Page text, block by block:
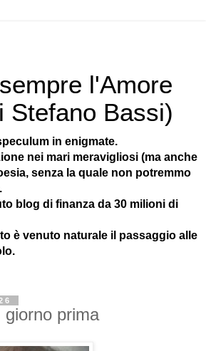
l'Amore
Stefano Bassi)
in enigmate.
nei mari meravigliosi (ma anche
senza la quale non potremmo
blog di finanza da 30 milioni di
è venuto naturale il passaggio alle
prima